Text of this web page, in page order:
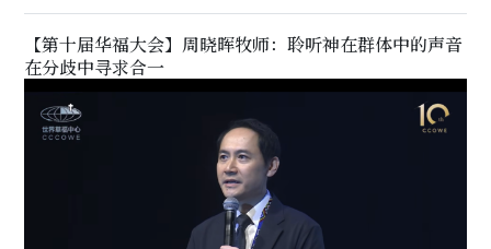
【第十届华福大会】周晓晖牧师：聆听神在群体中的声音
在分歧中寻求合一